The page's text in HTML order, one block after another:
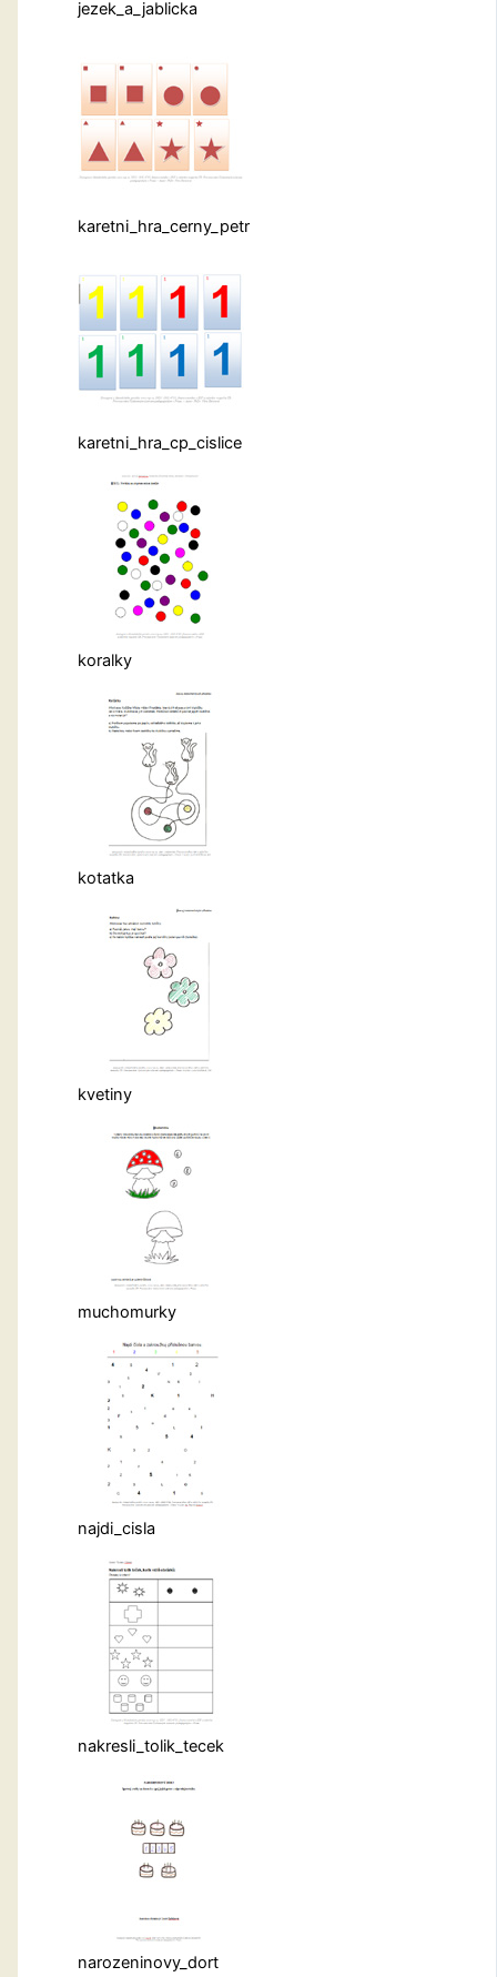
jezek_a_jablicka
karetni_hra_cerny_petr
karetni_hra_cp_cislice
koralky
kotatka
kvetiny
muchomurky
najdi_cisla
nakresli_tolik_tecek
narozeninovy_dort